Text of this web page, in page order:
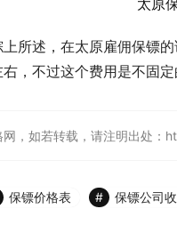
所述，在太原雇佣保镖
，不过这个费用是不固
网，如若转载，请注明出处
保镖价格表 保镖公司